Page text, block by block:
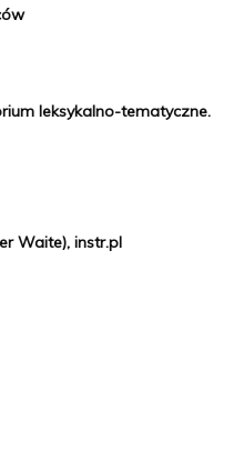
leksykalno-tematyczne.
Waite), instr.pl